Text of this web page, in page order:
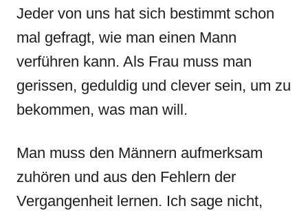
Jeder von uns hat sich bestimmt schon
mal gefragt, wie man einen Mann
verführen kann. Als Frau muss man
gerissen, geduldig und clever sein, um zu
bekommen, was man will.
Man muss den Männern aufmerksam
zuhören und aus den Fehlern der
Vergangenheit lernen. Ich sage nicht,